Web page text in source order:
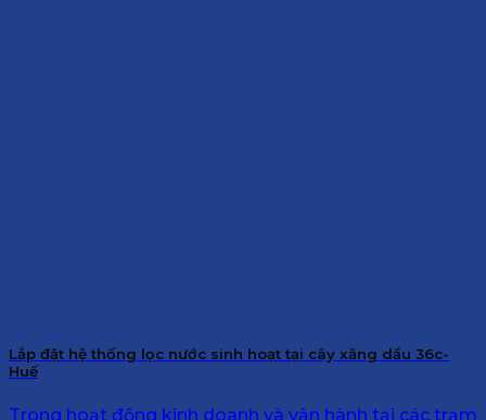
Lắp đặt hệ thống lọc nước sinh hoạt tại cây xăng dầu 36c-
Huế
Trong hoạt động kinh doanh và vận hành tại các trạm